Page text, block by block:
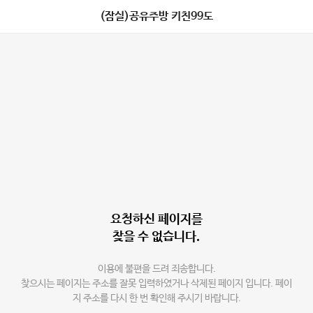
(잠실)공유주방 키친99도
요청하신 페이지를
찾을 수 없습니다.
이용에 불편을 드려 죄송합니다.
찾으시는 페이지는 주소를 잘못 입력하였거나 삭제된 페이지 입니다. 페이
지 주소를 다시 한 번 확인해 주시기 바랍니다.